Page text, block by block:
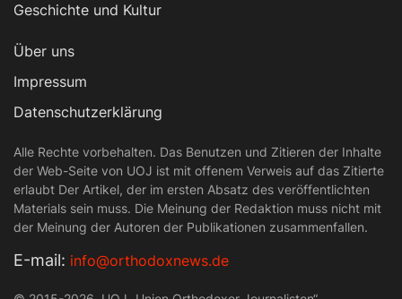
Geschichte und Kultur
Über uns
Impressum
Datenschutzerklärung
Alle Rechte vorbehalten. Das Benutzen und Zitieren der Inhalte
der Web-Seite von UOJ ist mit offenem Verweis auf das Zitierte
erlaubt Der Artikel, der im ersten Absatz des veröffentlichten
Materials sein muss. Die Meinung der Redaktion muss nicht mit
der Meinung der Autoren der Publikationen zusammenfallen.
Е-mail: info@orthodoxnews.de